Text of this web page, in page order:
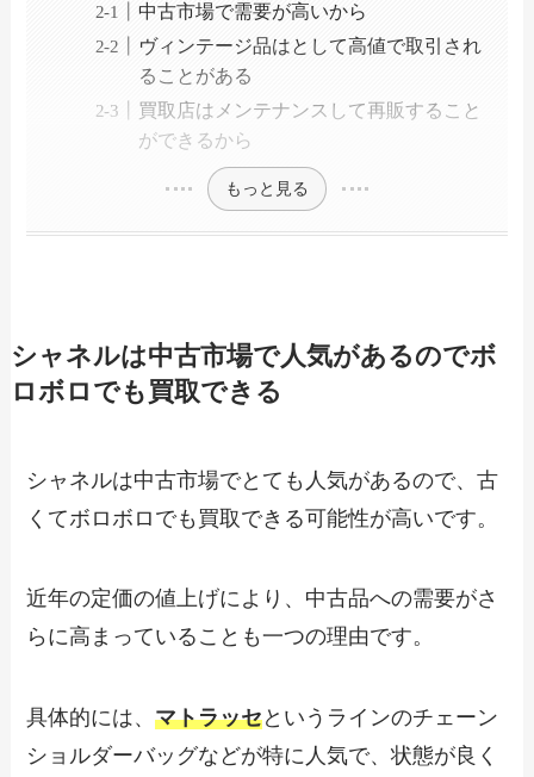
中古市場で需要が高いから
ヴィンテージ品はとして高値で取引され
ることがある
買取店はメンテナンスして再販すること
ができるから
もっと見る
シャネルは中古市場で人気があるのでボ
ロボロでも買取できる
シャネルは中古市場でとても人気があるので、古
くてボロボロでも買取できる可能性が高いです。
近年の定価の値上げにより、中古品への需要がさ
らに高まっていることも一つの理由です。
具体的には、マトラッセというラインのチェーン
ショルダーバッグなどが特に人気で、状態が良く